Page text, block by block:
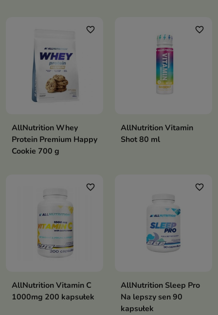
favorite_border
AllNutrition Whey
Protein Premium Happy
Cookie 700 g
favorite_border
AllNutrition Vitamin
Shot 80 ml
favorite_border
AllNutrition Vitamin C
1000mg 200 kapsułek
favorite_border
AllNutrition Sleep Pro
Na lepszy sen 90
kapsułek